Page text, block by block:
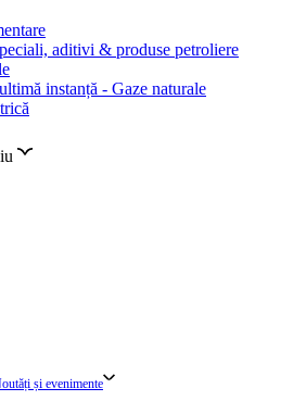
aditivi & produse petroliere
instanță - Gaze naturale
și evenimente